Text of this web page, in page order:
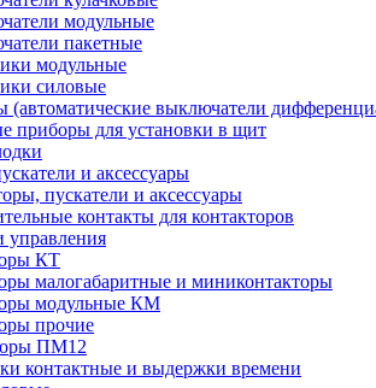
модульные
пакетные
модульные
силовые
(автоматические выключатели
приборы для установки в щит
и аксессуары
пускатели и аксессуары
контакты для контакторов
управления
КТ
малогабаритные и миниконтакторы
модульные КМ
прочие
ПМ12
контактные и выдержки времени